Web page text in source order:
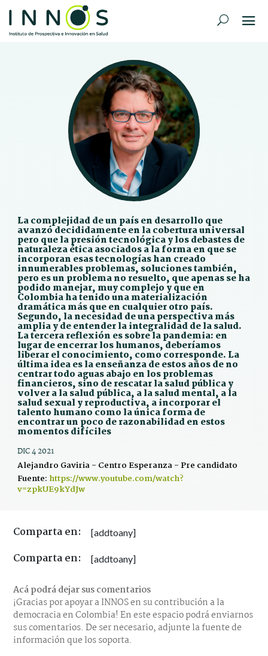
La complejidad de un país en desarrollo que
avanzó decididamente en la cobertura universal
pero que la presión tecnológica y los debastes de
naturaleza ética asociados a la forma en que se
incorporan esas tecnologías han creado
innumerables problemas, soluciones también,
pero es un problema no resuelto, que apenas se ha
podido manejar, muy complejo y que en
Colombia ha tenido una materialización
dramática más que en cualquier otro país.
Segundo, la necesidad de una perspectiva más
amplia y de entender la integralidad de la salud.
La tercera reflexión es sobre la pandemia: en
lugar de encerrar los humanos, deberíamos
liberar el conocimiento, como corresponde. La
última idea es la enseñanza de estos años de no
centrar todo aguas abajo en los problemas
financieros, sino de rescatar la salud pública y
volver a la salud pública, a la salud mental, a la
salud sexual y reproductiva, a incorporar el
talento humano como la única forma de
encontrar un poco de razonabilidad en estos
momentos difíciles
DIC 4 2021
Alejandro Gaviria - Centro Esperanza - Pre candidato
Fuente: https://www.youtube.com/watch?
v=zpkUE9kYdJw
Comparta en: [addtoany]
Comparta en: [addtoany]
Acá podrá dejar sus comentarios
¡Gracias por apoyar a INNOS en su contribución a la
democracia en Colombia! En este espacio podrá enviarnos
sus comentarios. De ser necesario, adjunte la fuente de
información que los soporta.